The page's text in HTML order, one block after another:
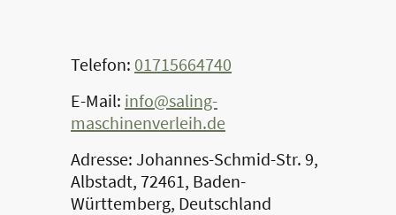
Telefon: 01715664740
E-Mail: info@saling-
maschinenverleih.de
Adresse: Johannes-Schmid-Str. 9,
Albstadt, 72461, Baden-
Württemberg, Deutschland